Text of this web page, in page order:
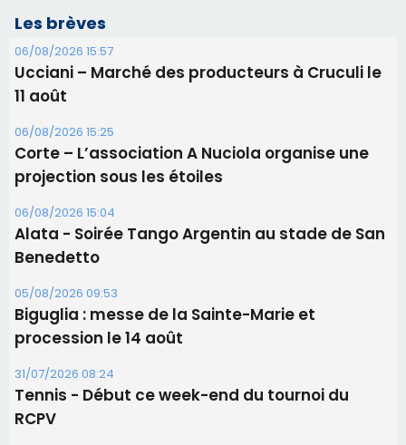
Les brèves
06/08/2026 15:57
Ucciani – Marché des producteurs à Cruculi le
11 août
06/08/2026 15:25
Corte – L’association A Nuciola organise une
projection sous les étoiles
06/08/2026 15:04
Alata - Soirée Tango Argentin au stade de San
Benedetto
05/08/2026 09:53
Biguglia : messe de la Sainte-Marie et
procession le 14 août
31/07/2026 08:24
Tennis - Début ce week-end du tournoi du
RCPV